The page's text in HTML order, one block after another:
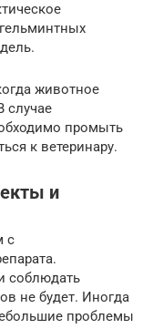
животное
случае
промыть
к ветеринару.
и
с
соблюдать
не будет. Иногда
проблемы